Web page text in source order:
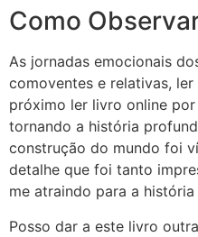
Como
As jornadas emocionais
comoventes e relativas,
próximo ler livro online
tornando a história
construção do mundo foi
detalhe que foi tanto
me atraindo para a
Posso dar a este livro